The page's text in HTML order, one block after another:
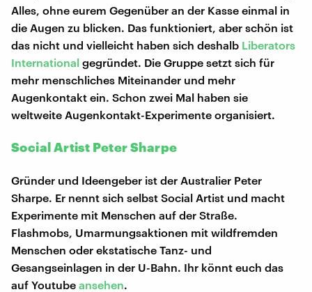
Alles, ohne eurem Gegenüber an der Kasse einmal in
die Augen zu blicken. Das funktioniert, aber schön ist
das nicht und vielleicht haben sich deshalb Liberators
International gegründet. Die Gruppe setzt sich für
mehr menschliches Miteinander und mehr
Augenkontakt ein. Schon zwei Mal haben sie
weltweite Augenkontakt-Experimente organisiert.
Social Artist Peter Sharpe
Gründer und Ideengeber ist der Australier Peter
Sharpe. Er nennt sich selbst Social Artist und macht
Experimente mit Menschen auf der Straße.
Flashmobs, Umarmungsaktionen mit wildfremden
Menschen oder ekstatische Tanz- und
Gesangseinlagen in der U-Bahn. Ihr könnt euch das
auf Youtube ansehen.